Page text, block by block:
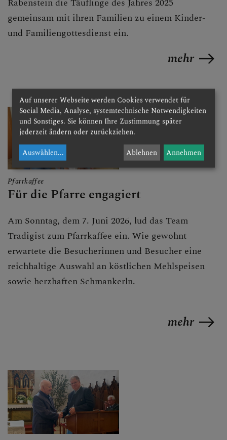
gemeinsam mit ihren Familien zu einem Kinder-
und Familiengottesdienst ein.
mehr
Pfarrkaffee
Für die Pfarre engagiert
Am Sonntag, dem 7. Juni 2026, lud das Team
Tradigist zum Pfarrkaffee ein. Wie gewohnt
erwartete die Besucherinnen und Besucher eine
reichhaltige Auswahl an köstlichen Mehlspeisen
sowie herzhaften Schmankerln.
mehr
Auf unserer Webseite werden Cookies verwendet für
Social Media, Analyse, systemtechnische Notwendigkeiten
und Sonstiges. Sie können Ihre Zustimmung später
jederzeit ändern oder zurückziehen.
Auswählen... Ablehnen Annehmen